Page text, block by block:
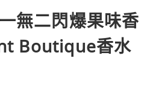
無二閃爆果味香
Boutique香水